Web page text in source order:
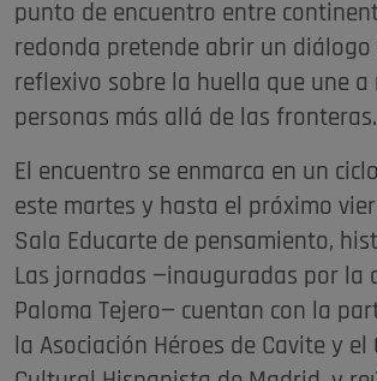
punto de encuentro entre
redonda pretende abrir un diálogo
reflexivo sobre la huella que une a
personas más allá de las fronteras.
El encuentro se enmarca en un
este martes y hasta el próximo
Sala Educarte de pensamiento,
Las jornadas —inauguradas por la
Paloma Tejero— cuentan con la
la Asociación Héroes de Cavite y el